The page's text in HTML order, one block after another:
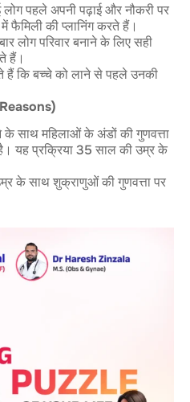
पहले अपनी पढ़ाई और नौकरी पर
फैमिली की प्लानिंग करते हैं।
लोग परिवार बनाने के लिए सही
हैं।
हैं कि बच्चे को लाने से पहले उनकी
साथ महिलाओं के अंडों की गुणवत्ता
यह प्रक्रिया 35 साल की उम्र के
के साथ शुक्राणुओं की गुणवत्ता पर